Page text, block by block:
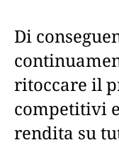
Di
ritoccare il
competitivi
rendita su